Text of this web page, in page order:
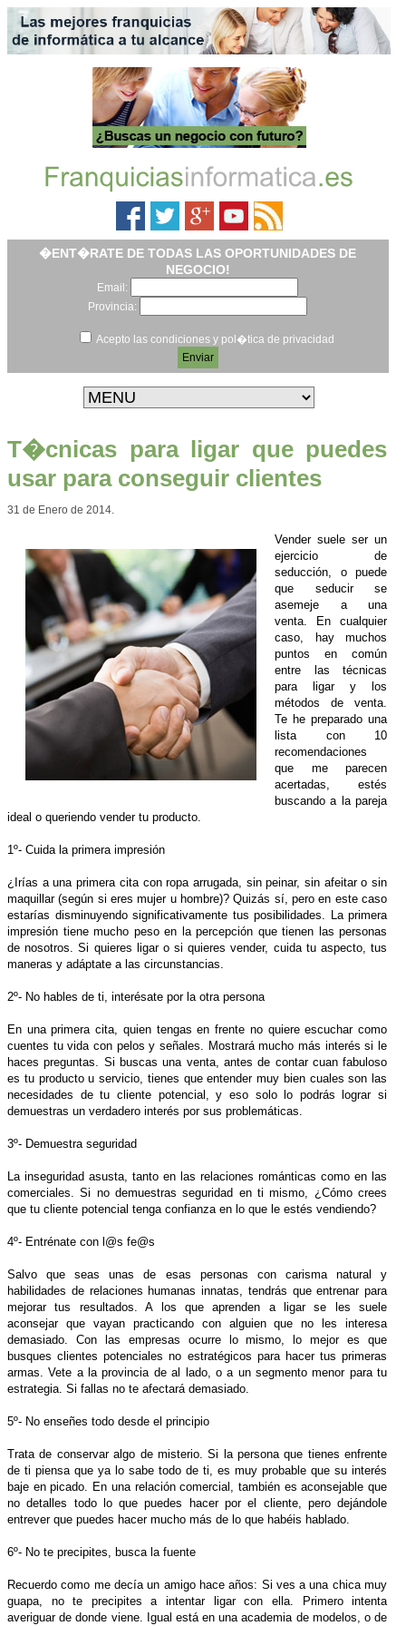
�ENT�RATE DE TODAS LAS OPORTUNIDADES DE
NEGOCIO!
Email:
Provincia:
Acepto las condiciones y pol�tica de privacidad
T�cnicas para ligar que puedes
usar para conseguir clientes
31 de Enero de 2014.
Vender suele ser un
ejercicio de
seducción, o puede
que seducir se
asemeje a una
venta. En cualquier
caso, hay muchos
puntos en común
entre las técnicas
para ligar y los
métodos de venta.
Te he preparado una
lista con 10
recomendaciones
que me parecen
acertadas, estés
buscando a la pareja
ideal o queriendo vender tu producto.
1º- Cuida la primera impresión
¿Irías a una primera cita con ropa arrugada, sin peinar, sin afeitar o sin
maquillar (según si eres mujer u hombre)? Quizás sí, pero en este caso
estarías disminuyendo significativamente tus posibilidades. La primera
impresión tiene mucho peso en la percepción que tienen las personas
de nosotros. Si quieres ligar o si quieres vender, cuida tu aspecto, tus
maneras y adáptate a las circunstancias.
2º- No hables de ti, interésate por la otra persona
En una primera cita, quien tengas en frente no quiere escuchar como
cuentes tu vida con pelos y señales. Mostrará mucho más interés si le
haces preguntas. Si buscas una venta, antes de contar cuan fabuloso
es tu producto u servicio, tienes que entender muy bien cuales son las
necesidades de tu cliente potencial, y eso solo lo podrás lograr si
demuestras un verdadero interés por sus problemáticas.
3º- Demuestra seguridad
La inseguridad asusta, tanto en las relaciones románticas como en las
comerciales. Si no demuestras seguridad en ti mismo, ¿Cómo crees
que tu cliente potencial tenga confianza en lo que le estés vendiendo?
4º- Entrénate con l@s fe@s
Salvo que seas unas de esas personas con carisma natural y
habilidades de relaciones humanas innatas, tendrás que entrenar para
mejorar tus resultados. A los que aprenden a ligar se les suele
aconsejar que vayan practicando con alguien que no les interesa
demasiado. Con las empresas ocurre lo mismo, lo mejor es que
busques clientes potenciales no estratégicos para hacer tus primeras
armas. Vete a la provincia de al lado, o a un segmento menor para tu
estrategia. Si fallas no te afectará demasiado.
5º- No enseñes todo desde el principio
Trata de conservar algo de misterio. Si la persona que tienes enfrente
de ti piensa que ya lo sabe todo de ti, es muy probable que su interés
baje en picado. En una relación comercial, también es aconsejable que
no detalles todo lo que puedes hacer por el cliente, pero dejándole
entrever que puedes hacer mucho más de lo que habéis hablado.
6º- No te precipites, busca la fuente
Recuerdo como me decía un amigo hace años: Si ves a una chica muy
guapa, no te precipites a intentar ligar con ella. Primero intenta
averiguar de donde viene. Igual está en una academia de modelos, o de